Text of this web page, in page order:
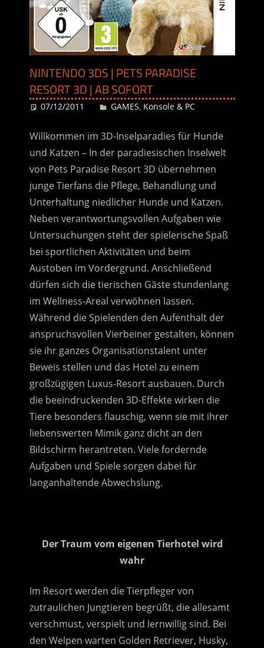
NINTENDO 3DS | PETS PARADISE
RESORT 3D | AB SOFORT
07/12/2011 Desiree
GAMES, Konsole & PC
Willkommen im 3D-Inselparadies für Hunde
und Katzen – In der paradiesischen Inselwelt
von Pets Paradise Resort 3D übernehmen
junge Tierfans die Pflege, Behandlung und
Unterhaltung niedlicher Hunde und Katzen.
Neben verantwortungsvollen Aufgaben wie
Untersuchungen steht der spielerische Spaß
bei sportlichen Aktivitäten und beim
Austoben im Vordergrund. Anschließend
dürfen sich die tierischen Gäste stundenlang
im Wellness-Areal verwöhnen lassen.
Während die Spielenden den Aufenthalt der
anspruchsvollen Vierbeiner gestalten, können
sie ihr ganzes Organisationstalent unter
Beweis stellen und das Hotel zu einem
großzügigen Luxus-Resort ausbauen. Durch
die beeindruckenden 3D-Effekte wirken die
Tiere besonders flauschig, wenn sie mit ihrer
liebenswerten Mimik ganz dicht an den
Bildschirm herantreten. Viele fordernde
Aufgaben und Spiele sorgen dabei für
langanhaltende Abwechslung.
Der Traum vom eigenen Tierhotel wird
wahr
Im Resort werden die Tierpfleger von
zutraulichen Jungtieren begrüßt, die allesamt
verschmust, verspielt und lernwillig sind. Bei
den Welpen warten Golden Retriever, Husky,